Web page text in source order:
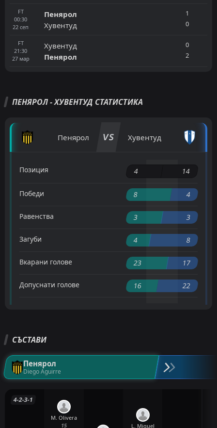
FT
00:30
22 сеп
Пенярол
Хувентуд
1
0
FT
21:30
27 мар
Хувентуд
Пенярол
0
2
ПЕНЯРОЛ - ХУВЕНТУД СТАТИСТИКА
Пенярол VS Хувентуд
Позиция 4 14
Победи 8 4
Равенства 3 3
Загуби 4 8
Вкарани голове 23 17
Допуснати голове 16 22
СЪСТАВИ
Пенярол
Diego Aguirre
4-2-3-1
M. Olivera
15
L. Miguel